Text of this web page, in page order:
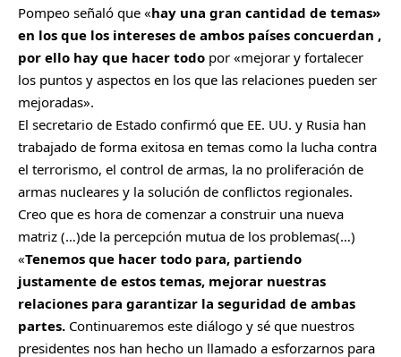
Pompeo señaló que «hay una gran cantidad de temas»
en los que los intereses de ambos países concuerdan ,
por ello hay que hacer todo por «mejorar y fortalecer
los puntos y aspectos en los que las relaciones pueden ser
mejoradas».
El secretario de Estado confirmó que EE. UU. y Rusia han
trabajado de forma exitosa en temas como la lucha contra
el terrorismo, el control de armas, la no proliferación de
armas nucleares y la solución de conflictos regionales.
Creo que es hora de comenzar a construir una nueva
matriz (…)de la percepción mutua de los problemas(…)
«Tenemos que hacer todo para, partiendo
justamente de estos temas, mejorar nuestras
relaciones para garantizar la seguridad de ambas
partes. Continuaremos este diálogo y sé que nuestros
presidentes nos han hecho un llamado a esforzarnos para